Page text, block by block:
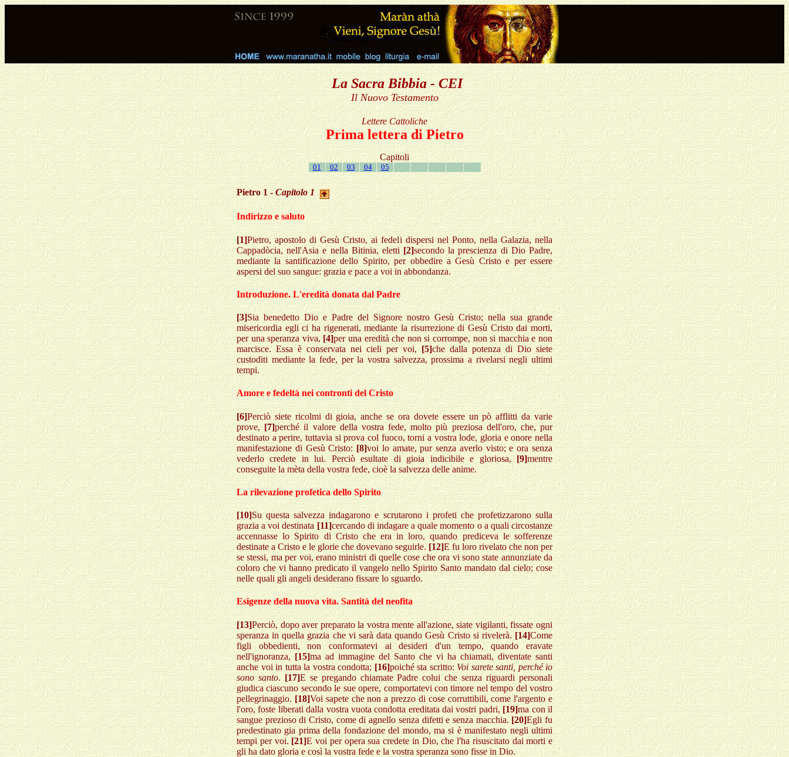
La Sacra Bibbia - CEI
Il Nuovo Testamento
Lettere Cattoliche
Prima lettera di Pietro
Capitoli
01 02 03 04 05
Pietro 1 - Capitolo 1
Indirizzo e saluto
[1]Pietro, apostolo di Gesù Cristo, ai fedeli dispersi nel Ponto, nella Galazia, nella
Cappadòcia, nell'Asia e nella Bitinia, eletti [2]secondo la prescienza di Dio Padre,
mediante la santificazione dello Spirito, per obbedire a Gesù Cristo e per essere
aspersi del suo sangue: grazia e pace a voi in abbondanza.
Introduzione. L'eredità donata dal Padre
[3]Sia benedetto Dio e Padre del Signore nostro Gesù Cristo; nella sua grande
misericordia egli ci ha rigenerati, mediante la risurrezione di Gesù Cristo dai morti,
per una speranza viva,[4]per una eredità che non si corrompe, non si macchia e non
marcisce. Essa è conservata nei cieli per voi, [5]che dalla potenza di Dio siete
custoditi mediante la fede, per la vostra salvezza, prossima a rivelarsi negli ultimi
tempi.
Amore e fedeltà nei contronti del Cristo
[6]Perciò siete ricolmi di gioia, anche se ora dovete essere un pò afflitti da varie
prove,[7]perché il valore della vostra fede, molto più preziosa dell'oro, che, pur
destinato a perire, tuttavia si prova col fuoco, torni a vostra lode, gloria e onore nella
manifestazione di Gesù Cristo: [8]voi lo amate, pur senza averlo visto; e ora senza
vederlo credete in lui. Perciò esultate di gioia indicibile e gloriosa, [9]mentre
conseguite la mèta della vostra fede, cioè la salvezza delle anime.
La rilevazione profetica dello Spirito
[10]Su questa salvezza indagarono e scrutarono i profeti che profetizzarono sulla
grazia a voi destinata [11]cercando di indagare a quale momento o a quali circostanze
accennasse lo Spirito di Cristo che era in loro, quando prediceva le sofferenze
destinate a Cristo e le glorie che dovevano seguirle. [12]E fu loro rivelato che non per
se stessi, ma per voi, erano ministri di quelle cose che ora vi sono state annunziate da
coloro che vi hanno predicato il vangelo nello Spirito Santo mandato dal cielo; cose
nelle quali gli angeli desiderano fissare lo sguardo.
Esigenze della nuova vita. Santità del neofita
[13]Perciò, dopo aver preparato la vostra mente all'azione, siate vigilanti, fissate ogni
speranza in quella grazia che vi sarà data quando Gesù Cristo si rivelerà.[14]Come
figli obbedienti, non conformatevi ai desideri d'un tempo, quando eravate
nell'ignoranza, [15]ma ad immagine del Santo che vi ha chiamati, diventate santi
anche voi in tutta la vostra condotta;[16]poiché sta scritto:Voi sarete santi, perché io
sono santo.[17]E se pregando chiamate Padre colui che senza riguardi personali
giudica ciascuno secondo le sue opere, comportatevi con timore nel tempo del vostro
pellegrinaggio. [18]Voi sapete che non a prezzo di cose corruttibili, come l'argento e
l'oro, foste liberati dalla vostra vuota condotta ereditata dai vostri padri,[19]ma con il
sangue prezioso di Cristo, come di agnello senza difetti e senza macchia. [20]Egli fu
predestinato gia prima della fondazione del mondo, ma si è manifestato negli ultimi
tempi per voi.[21]E voi per opera sua credete in Dio, che l'ha risuscitato dai morti e
gli ha dato gloria e così la vostra fede e la vostra speranza sono fisse in Dio.